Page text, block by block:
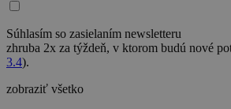
Súhlasím so zasielaním newsletteru
zhruba 2x za týždeň, v ktorom budú nové
3.4).
zobraziť všetko